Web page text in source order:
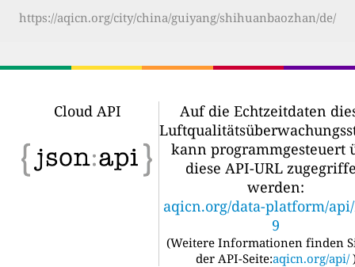
https://aqicn.org/city/china/guiyang/shihuanbaozhan/de/
Cloud API
Auf die Echtzeitdaten
kann programmgesteuert
diese API-URL
werden:
aqicn.org/data-platform/
9
(Weitere Informationen finden
der API-Seite:aqicn.org/api/